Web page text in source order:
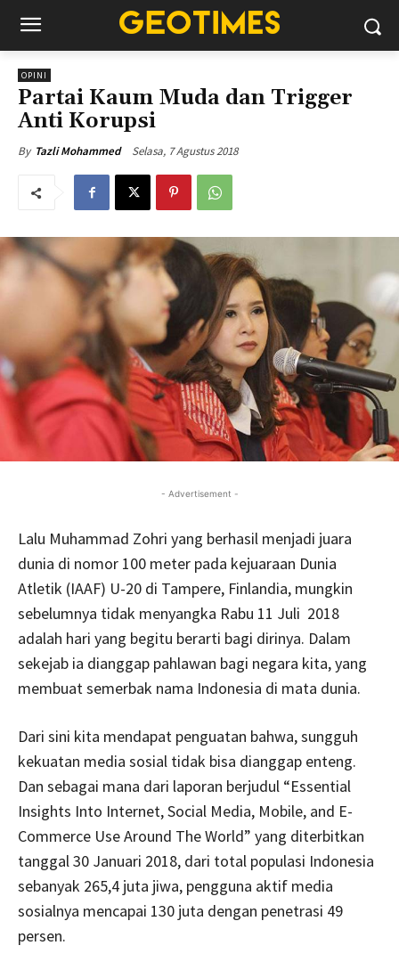
OPINI
Partai Kaum Muda dan Trigger
Anti Korupsi
By Tazli Mohammed Selasa, 7 Agustus 2018
- Advertisement -
Lalu Muhammad Zohri yang berhasil menjadi juara
dunia di nomor 100 meter pada kejuaraan Dunia
Atletik (IAAF) U-20 di Tampere, Finlandia, mungkin
sebelumnya tidak menyangka Rabu 11 Juli 2018
adalah hari yang begitu berarti bagi dirinya. Dalam
sekejab ia dianggap pahlawan bagi negara kita, yang
membuat semerbak nama Indonesia di mata dunia.
Dari sini kita mendapat penguatan bahwa, sungguh
kekuatan media sosial tidak bisa dianggap enteng.
Dan sebagai mana dari laporan berjudul “Essential
Insights Into Internet, Social Media, Mobile, and E-
Commerce Use Around The World” yang diterbitkan
tanggal 30 Januari 2018, dari total populasi Indonesia
sebanyak 265,4 juta jiwa, pengguna aktif media
sosialnya mencapai 130 juta dengan penetrasi 49
persen.